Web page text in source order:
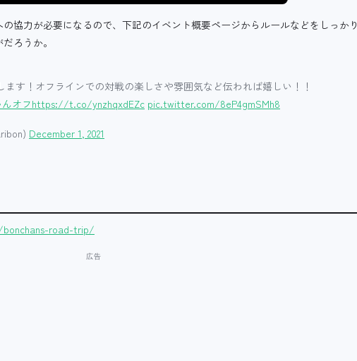
協力が必要になるので、下記のイベント概要ページからルールなどをしっかり
ろうか。
ます！オフラインでの対戦の楽しさや雰囲気など伝われば嬉しい！！
オフhttps://t.co/ynzhqxdEZc pic.twitter.com/8eP4gmSMh8
December 1, 2021
road-trip/